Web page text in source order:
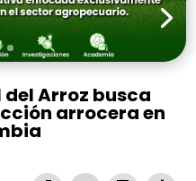
Arroz busca
arrocera en